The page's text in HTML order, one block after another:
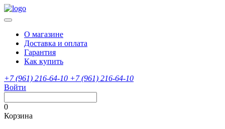
О магазине
Доставка и оплата
Гарантия
Как купить
+7 (961) 216-64-10 +7 (961) 216-64-10
Войти
0
Корзина